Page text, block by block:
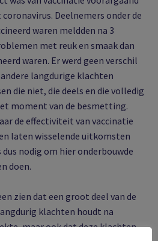
Deelnemers onder de
waren meldden na 3
met reuk en smaak dan
waren. Er werd geen verschil
langdurige klachten
die niet, die deels en die volledig
moment van de besmetting.
de effectiviteit van vaccinatie
laten wisselende uitkomsten
dus nodig om hier onderbouwde
doen.
zien dat een groot deel van de
klachten houdt na
maar ook dat deze klachten